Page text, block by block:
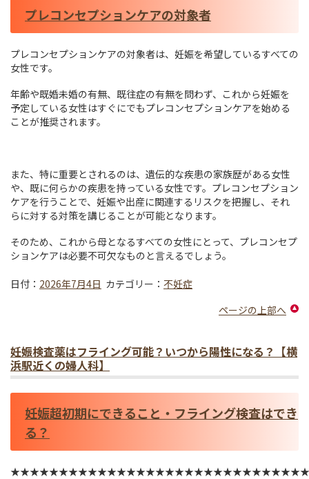
プレコンセプションケアの対象者
プレコンセプションケアの対象者は、妊娠を希望しているすべての
女性です。
年齢や既婚未婚の有無、既往症の有無を問わず、これから妊娠を
予定している女性はすぐにでもプレコンセプションケアを始める
ことが推奨されます。
また、特に重要とされるのは、遺伝的な疾患の家族歴がある女性
や、既に何らかの疾患を持っている女性です。プレコンセプション
ケアを行うことで、妊娠や出産に関連するリスクを把握し、それ
らに対する対策を講じることが可能となります。
そのため、これから母となるすべての女性にとって、プレコンセプ
ションケアは必要不可欠なものと言えるでしょう。
日付： 2026年7月4日 カテゴリー： 不妊症
ページの上部へ
妊娠検査薬はフライング可能？いつから陽性になる？【横
浜駅近くの婦人科】
妊娠超初期にできること・フライング検査はでき
る？